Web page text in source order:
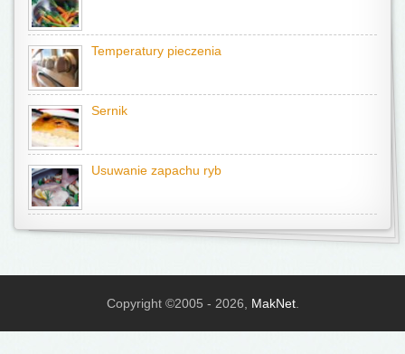
Temperatury pieczenia
Sernik
Usuwanie zapachu ryb
Copyright ©2005 - 2026, MakNet.